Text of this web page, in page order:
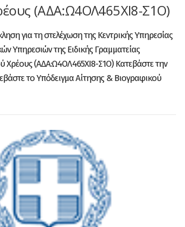
(ΑΔΑ:Ω4ΟΛ465ΧΙ8-Σ1Ο)
για τη στελέχωση της Κεντρικής Υπηρεσίας
Υπηρεσιών της Ειδικής Γραμματείας
Χρέους (ΑΔΑ:Ω4ΟΛ465ΧΙ8-Σ1Ο) Κατεβάστε την
το Υπόδειγμα Αίτησης & Βιογραφικού